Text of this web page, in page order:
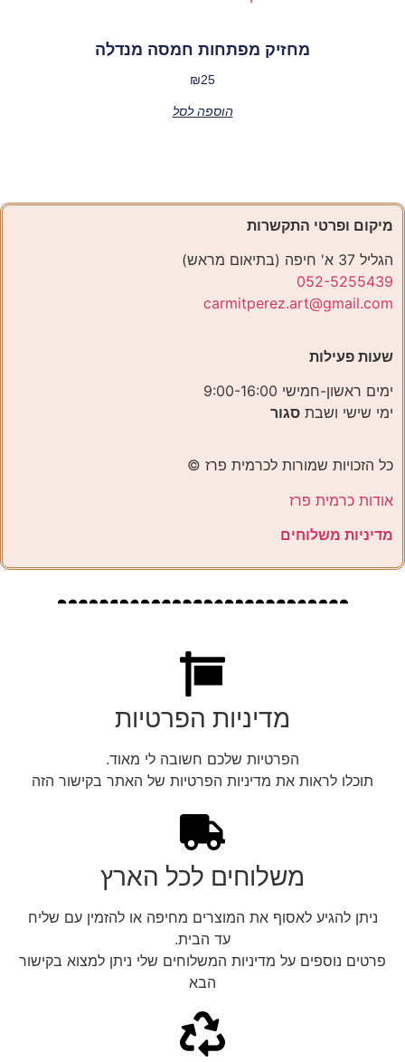
מחזיק מפתחות חמסה מנדלה
₪25
הוספה לסל
מיקום ופרטי התקשרות
הגליל 37 א' חיפה (בתיאום מראש)
052-5255439
carmitperez.art@gmail.com
שעות פעילות
ימים ראשון-חמישי 9:00-16:00
ימי שישי ושבת סגור
כל הזכויות שמורות לכרמית פרז ©️
אודות כרמית פרז
מדיניות משלוחים
מדיניות הפרטיות
הפרטיות שלכם חשובה לי מאוד.
תוכלו לראות את מדיניות הפרטיות של האתר בקישור הזה
משלוחים לכל הארץ
ניתן להגיע לאסוף את המוצרים מחיפה או להזמין עם שליח
עד הבית.
פרטים נוספים על מדיניות המשלוחים שלי ניתן למצוא בקישור
הבא